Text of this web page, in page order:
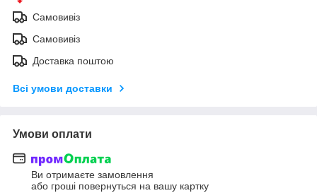
Самовивіз
Самовивіз
Доставка поштою
Всі умови доставки
Умови оплати
Ви отримаєте замовлення
або гроші повернуться на вашу картку